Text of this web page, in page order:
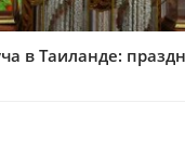
в Таиланде: